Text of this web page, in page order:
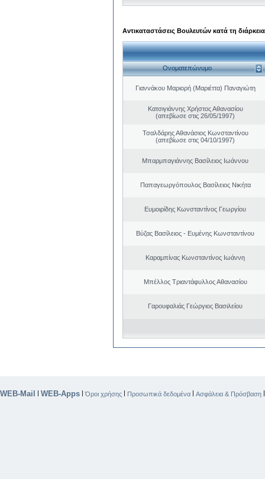
Αντικαταστάσεις Βουλευτών κατά τη
Ονοματεπώνυμο
Γιαννάκου Μαριορή (Μαριέττα) Παναγιώτη
Κατσιγιάννης Χρήστος Αθανασίου
(απεβίωσε στις 26/05/1997)
Τσαλδάρης Αθανάσιος Κωνσταντίνου
(απεβίωσε στις 04/10/1997)
Μπαρμπαγιάννης Βασίλειος Ιωάννου
Παπαγεωργόπουλος Βασίλειος Νικήτα
Ευμοιρίδης Κωνσταντίνος Γεωργίου
Βύζας Βασίλειος - Ευμένης Κωνσταντίνου
Καραμπίνας Κωνσταντίνος Ιωάννη
Μπέλλος Τριαντάφυλλος Αθανασίου
Γαρουφαλιάς Γεώργιος Βασιλείου
WEB-Mail | WEB-Apps |Όροι χρήσης | Προσωπικά δεδομένα | Ασφάλεια & Πρόσβαση